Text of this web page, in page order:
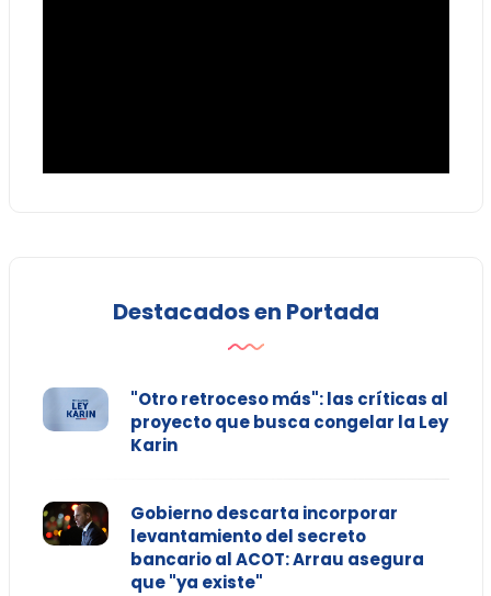
Destacados en Portada
"Otro retroceso más": las críticas al
proyecto que busca congelar la Ley
Karin
Gobierno descarta incorporar
levantamiento del secreto
bancario al ACOT: Arrau asegura
que "ya existe"